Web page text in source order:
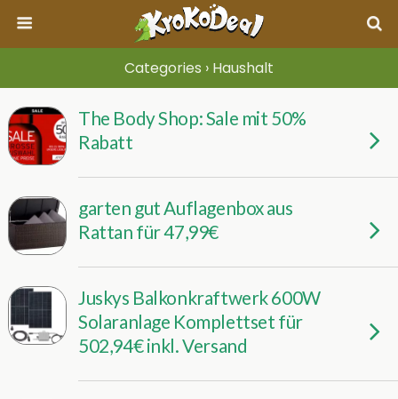
Categories › Haushalt
The Body Shop: Sale mit 50%
Rabatt
garten gut Auflagenbox aus
Rattan für 47,99€
Juskys Balkonkraftwerk 600W
Solaranlage Komplettset für
502,94€ inkl. Versand